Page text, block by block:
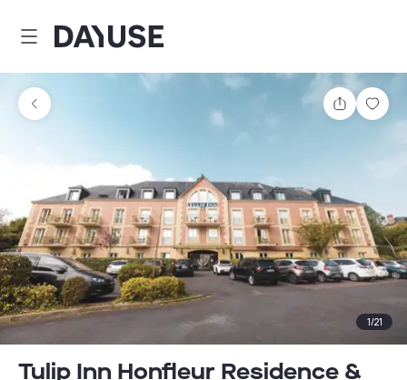
Dayuse
Teilen
1/21
Tulip Inn Honfleur Residence &